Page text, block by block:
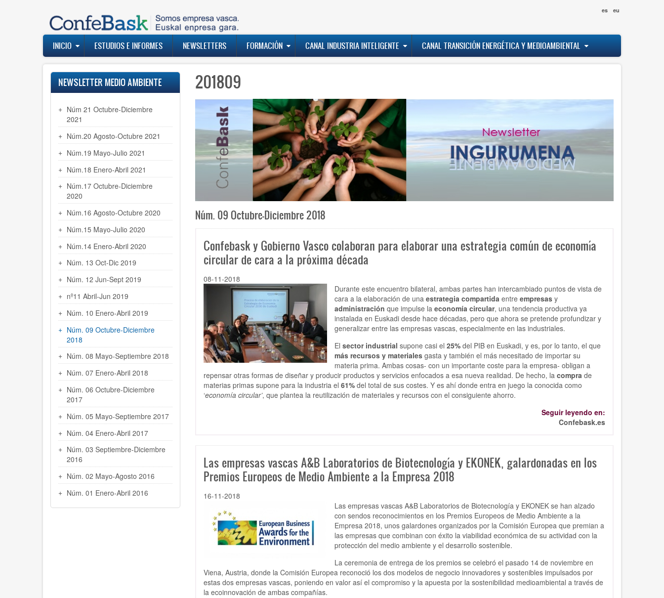
es eu
Navegación
principal
INICIO ESTUDIOS E INFORMES NEWSLETTERS FORMACIÓN CANAL INDUSTRIA INTELIGENTE CANAL TRANSICIÓN ENERGÉTICA Y MEDIOAMBIENTAL
NEWSLETTER MEDIO AMBIENTE
Núm 21 Octubre-Diciembre
2021
Núm.20 Agosto-Octubre 2021
Núm.19 Mayo-Julio 2021
Núm.18 Enero-Abril 2021
Núm.17 Octubre-Diciembre
2020
Núm.16 Agosto-Octubre 2020
Núm.15 Mayo-Julio 2020
Núm.14 Enero-Abril 2020
Núm. 13 Oct-Dic 2019
Núm. 12 Jun-Sept 2019
nº11 Abril-Jun 2019
Núm. 10 Enero-Abril 2019
Núm. 09 Octubre-Diciembre
2018
Núm. 08 Mayo-Septiembre 2018
Núm. 07 Enero-Abril 2018
Núm. 06 Octubre-Diciembre
2017
Núm. 05 Mayo-Septiembre 2017
Núm. 04 Enero-Abril 2017
Núm. 03 Septiembre-Diciembre
2016
Núm. 02 Mayo-Agosto 2016
Núm. 01 Enero-Abril 2016
201809
Núm. 09 Octubre-Diciembre 2018
Confebask y Gobierno Vasco colaboran para elaborar una estrategia común de economía
circular de cara a la próxima década
08-11-2018
Durante este encuentro bilateral, ambas partes han intercambiado puntos de vista de
cara a la elaboración de una estrategia compartidaentre empresasy
administración que impulse la economía circular, una tendencia productiva ya
instalada en Euskadi desde hace décadas, pero que ahora se pretende profundizar y
generalizar entre las empresas vascas, especialmente en las industriales.
El sector industrial supone casi el 25%del PIB en Euskadi, y es, por lo tanto, el que
más recursos y materialesgasta y también el más necesitado de importar su
materia prima. Ambas cosas- con un importante coste para la empresa- obligan a
repensar otras formas de diseñar y producir productos y servicios enfocados a esa nueva realidad. De hecho, la comprade
materias primas supone para la industria el 61%del total de sus costes. Y es ahí donde entra en juego la conocida como
‘economía circular’, que plantea la reutilización de materiales y recursos con el consiguiente ahorro.
Seguir leyendo en:
Confebask.es
Las empresas vascas A&B Laboratorios de Biotecnología y EKONEK, galardonadas en los
Premios Europeos de Medio Ambiente a la Empresa 2018
16-11-2018
Las empresas vascas A&B Laboratorios de Biotecnologíay EKONEKse han alzado
con sendos reconocimientos en los Premios Europeos de Medio Ambiente a la
Empresa 2018, unos galardones organizados por la Comisión Europea que premian a
las empresas que combinan con éxito la viabilidad económica de su actividad con la
protección del medio ambiente y el desarrollo sostenible.
La ceremonia de entrega de los premios se celebró el pasado 14 de noviembre en
Viena, Austria, donde la Comisión Europea reconoció los dos modelos de negocio innovadores y sostenibles impulsados por
estas dos empresas vascas, poniendo en valor así el compromiso y la apuesta por la sostenibilidad medioambiental a través de
la ecoinnovación de ambas compañías.